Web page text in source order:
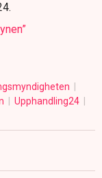
Upphandling24